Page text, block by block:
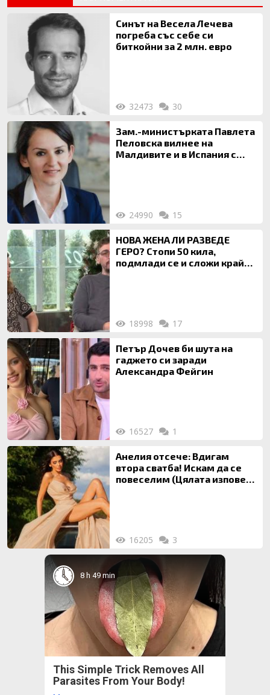
Синът на Весела Лечева
погреба със себе си
биткойни за 2 млн. евро
32473 30
Зам.-министърката Павлета
Пеловска вилнее на
Малдивите и в Испания с
24990 15
НОВА ЖЕНА ЛИ РАЗВЕДЕ
ГЕРО? Стопи 50 кила,
подмлади се и сложи край
18998 17
Петър Дочев би шута на
гаджето си заради
Александра Фейгин
16527 1
Анелия отсече: Вдигам
втора сватба! Искам да се
повеселим (Цялата изповед
16205 3
8 h 49 min
This Simple Trick Removes All
Parasites From Your Body!